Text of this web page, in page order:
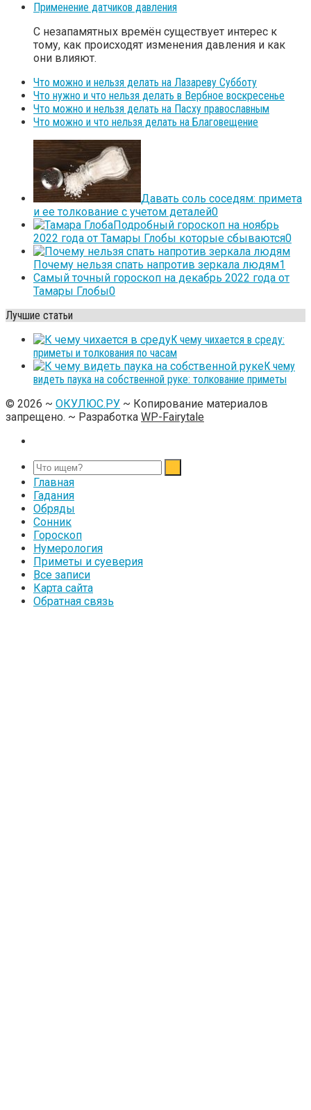
Применение датчиков давления
С незапамятных времён существует интерес к
тому, как происходят изменения давления и как
они влияют.
Что можно и нельзя делать на Лазареву Субботу
Что нужно и что нельзя делать в Вербное воскресенье
Что можно и нельзя делать на Пасху православным
Что можно и что нельзя делать на Благовещение
Давать соль соседям: примета
и ее толкование с учетом деталей0
Подробный гороскоп на ноябрь
2022 года от Тамары Глобы которые сбываются0
Почему нельзя спать напротив зеркала людям1
Самый точный гороскоп на декабрь 2022 года от
Тамары Глобы0
Лучшие статьи
К чему чихается в среду:
приметы и толкования по часам
К чему
видеть паука на собственной руке: толкование приметы
© 2026 ~ ОКУЛЮС.РУ ~ Копирование материалов
запрещено. ~ Разработка WP-Fairytale
Главная
Гадания
Обряды
Сонник
Гороскоп
Нумерология
Приметы и суеверия
Все записи
Карта сайта
Обратная связь